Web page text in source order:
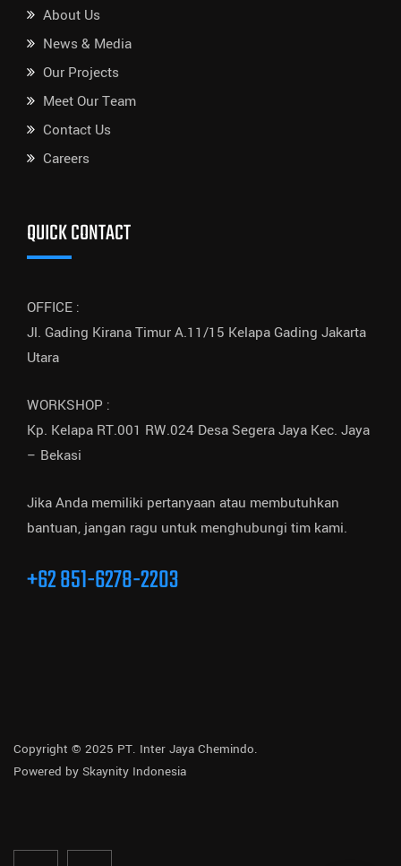
About Us
News & Media
Our Projects
Meet Our Team
Contact Us
Careers
QUICK CONTACT
OFFICE :
Jl. Gading Kirana Timur A.11/15 Kelapa Gading Jakarta
Utara
WORKSHOP :
Kp. Kelapa RT.001 RW.024 Desa Segera Jaya Kec. Jaya
– Bekasi
Jika Anda memiliki pertanyaan atau membutuhkan
bantuan, jangan ragu untuk menghubungi tim kami.
+62 851-6278-2203
Copyright © 2025 PT. Inter Jaya Chemindo.
Powered by Skaynity Indonesia